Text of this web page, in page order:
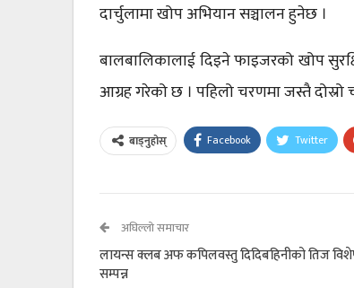
दार्चुलामा खोप अभियान सञ्चालन हुनेछ ।
बालबालिकालाई दिइने फाइजरको खोप
आग्रह गरेको छ । पहिलो चरणमा जस्तै दोस्रो
बाड्नुहोस् Facebook Twitter
अघिल्लो समाचार
लायन्स क्लब अफ कपिलवस्तु दिदिबहिनीको तिज
सम्पन्न